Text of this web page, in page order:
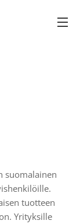
suomalainen
tuotteen
Yrityksille